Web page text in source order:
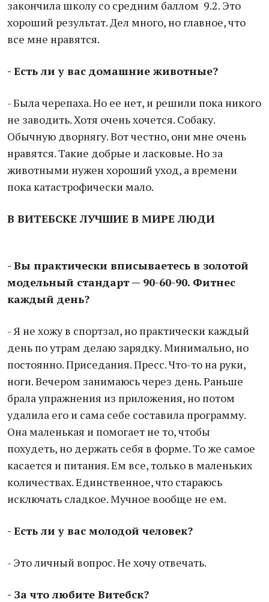
закончила школу со средним баллом 9.2. Это
хороший результат. Дел много, но главное, что
все мне нравятся.
- Есть ли у вас домашние животные?
- Была черепаха. Но ее нет, и решили пока никого
не заводить. Хотя очень хочется. Собаку.
Обычную дворнягу. Вот честно, они мне очень
нравятся. Такие добрые и ласковые. Но за
животными нужен хороший уход, а времени
пока катастрофически мало.
В ВИТЕБСКЕ ЛУЧШИЕ В МИРЕ ЛЮДИ
- Вы практически вписываетесь в золотой
модельный стандарт — 90-60-90. Фитнес
каждый день?
- Я не хожу в спортзал, но практически каждый
день по утрам делаю зарядку. Минимально, но
постоянно. Приседания. Пресс. Что-то на руки,
ноги. Вечером занимаюсь через день. Раньше
брала упражнения из приложения, но потом
удалила его и сама себе составила программу.
Она маленькая и помогает не то, чтобы
похудеть, но держать себя в форме. То же самое
касается и питания. Ем все, только в маленьких
количествах. Единственное, что стараюсь
исключать сладкое. Мучное вообще не ем.
- Есть ли у вас молодой человек?
- Это личный вопрос. Не хочу отвечать.
- За что любите Витебск?